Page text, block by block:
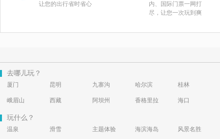
让您的出行省时省心
内、国际门票一网打
尽，让您一次玩到爽
去哪儿玩？
厦门 昆明 九寨沟 哈尔滨 桂林
峨眉山 西藏 阿坝州 香格里拉 海口
玩什么？
温泉 滑雪 主题体验 海滨海岛 风景名胜